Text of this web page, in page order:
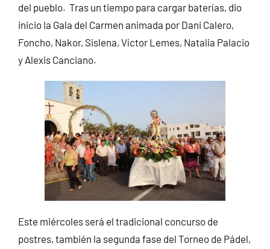
del pueblo. Tras un tiempo para cargar baterías, dio
inicio la Gala del Carmen animada por Dani Calero,
Foncho, Nakor, Sislena, Víctor Lemes, Natalia Palacio
y Alexis Canciano.
Este miércoles será el tradicional concurso de
postres, también la segunda fase del Torneo de Pádel,